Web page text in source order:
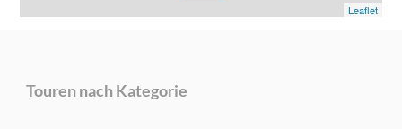
Leaflet
Touren nach Kategorie